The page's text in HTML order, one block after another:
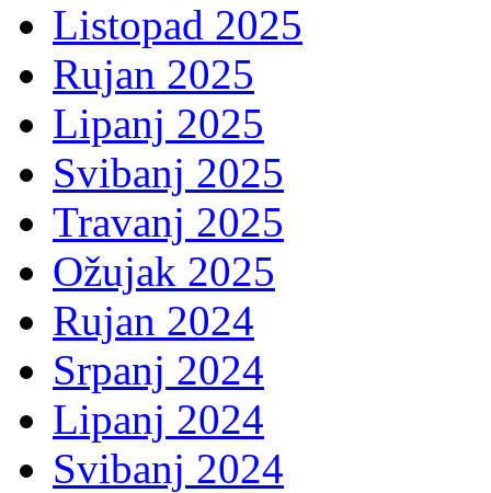
Listopad 2025
Rujan 2025
Lipanj 2025
Svibanj 2025
Travanj 2025
Ožujak 2025
Rujan 2024
Srpanj 2024
Lipanj 2024
Svibanj 2024